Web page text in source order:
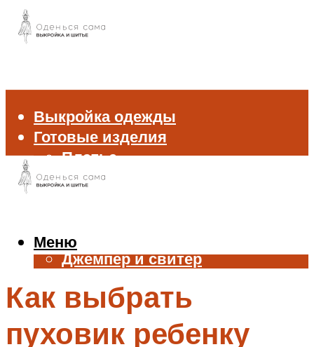
Выкройка одежды
Готовые изделия
Платье
Брюки
Жилет
Джемпер и свитер
Аксессуары
Меню
Как выбрать
пуховик ребенку